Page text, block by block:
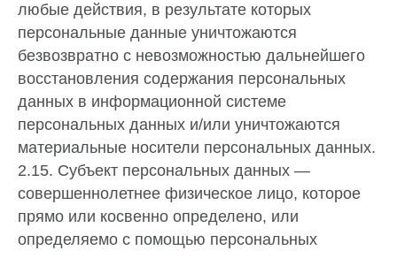
любые действия, в результате которых
персональные данные уничтожаются
безвозвратно с невозможностью дальнейшего
восстановления содержания персональных
данных в информационной системе
персональных данных и/или уничтожаются
материальные носители персональных данных.
2.15. Субъект персональных данных —
совершеннолетнее физическое лицо, которое
прямо или косвенно определено, или
определяемо с помощью персональных